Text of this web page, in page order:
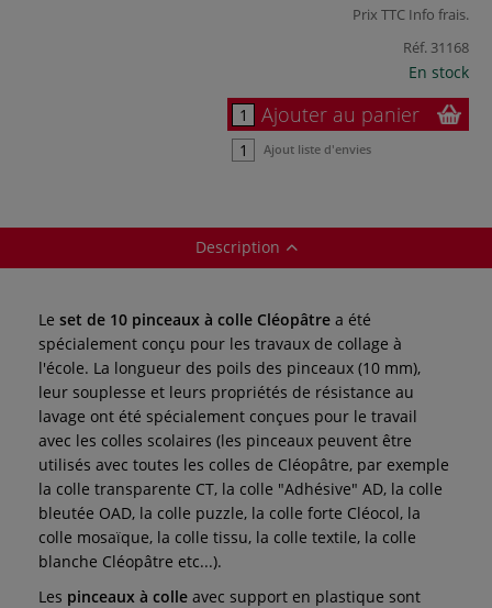
Prix TTC Info frais.
Réf. 31168
En stock
Ajouter au panier
Ajout liste d'envies
Description
Le set de 10 pinceaux à colle Cléopâtre a été
spécialement conçu pour les travaux de collage à
l'école. La longueur des poils des pinceaux (10 mm),
leur souplesse et leurs propriétés de résistance au
lavage ont été spécialement conçues pour le travail
avec les colles scolaires (les pinceaux peuvent être
utilisés avec toutes les colles de Cléopâtre, par exemple
la colle transparente CT, la colle "Adhésive" AD, la colle
bleutée OAD, la colle puzzle, la colle forte Cléocol, la
colle mosaïque, la colle tissu, la colle textile, la colle
blanche Cléopâtre etc...).
Les pinceaux à colle avec support en plastique sont